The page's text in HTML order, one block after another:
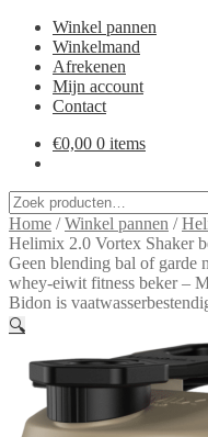
Winkel pannen
Winkelmand
Afrekenen
Mijn account
Contact
€0,00 0 items
Zoeken
naar:
Home /Winkel pannen /
Helimix 2.0 Vortex Shaker
Geen blending bal of garde
whey-eiwit fitness beker –
Bidon is
🔍